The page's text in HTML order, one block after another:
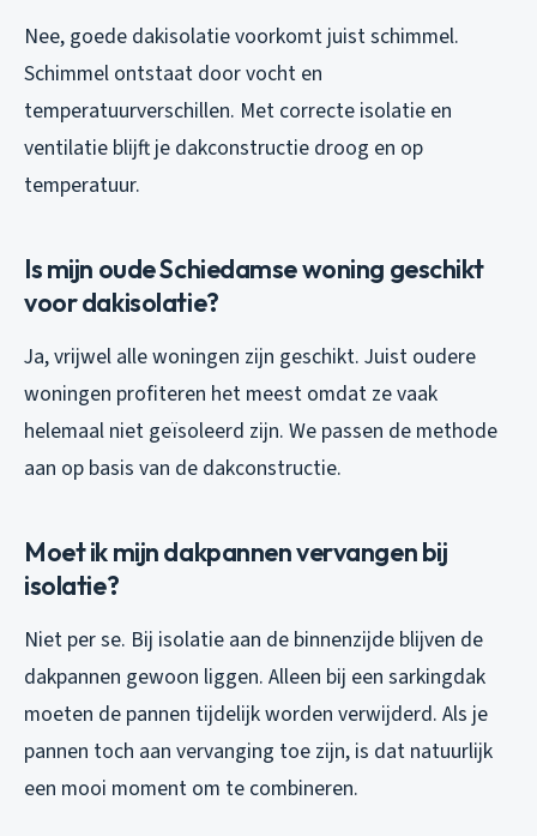
Nee, goede dakisolatie voorkomt juist schimmel.
Schimmel ontstaat door vocht en
temperatuurverschillen. Met correcte isolatie en
ventilatie blijft je dakconstructie droog en op
temperatuur.
Is mijn oude Schiedamse woning geschikt
voor dakisolatie?
Ja, vrijwel alle woningen zijn geschikt. Juist oudere
woningen profiteren het meest omdat ze vaak
helemaal niet geïsoleerd zijn. We passen de methode
aan op basis van de dakconstructie.
Moet ik mijn dakpannen vervangen bij
isolatie?
Niet per se. Bij isolatie aan de binnenzijde blijven de
dakpannen gewoon liggen. Alleen bij een sarkingdak
moeten de pannen tijdelijk worden verwijderd. Als je
pannen toch aan vervanging toe zijn, is dat natuurlijk
een mooi moment om te combineren.